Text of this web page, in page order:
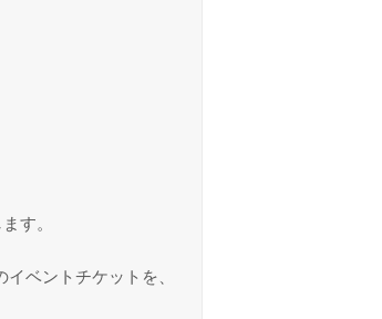
す。
ベントチケットを、